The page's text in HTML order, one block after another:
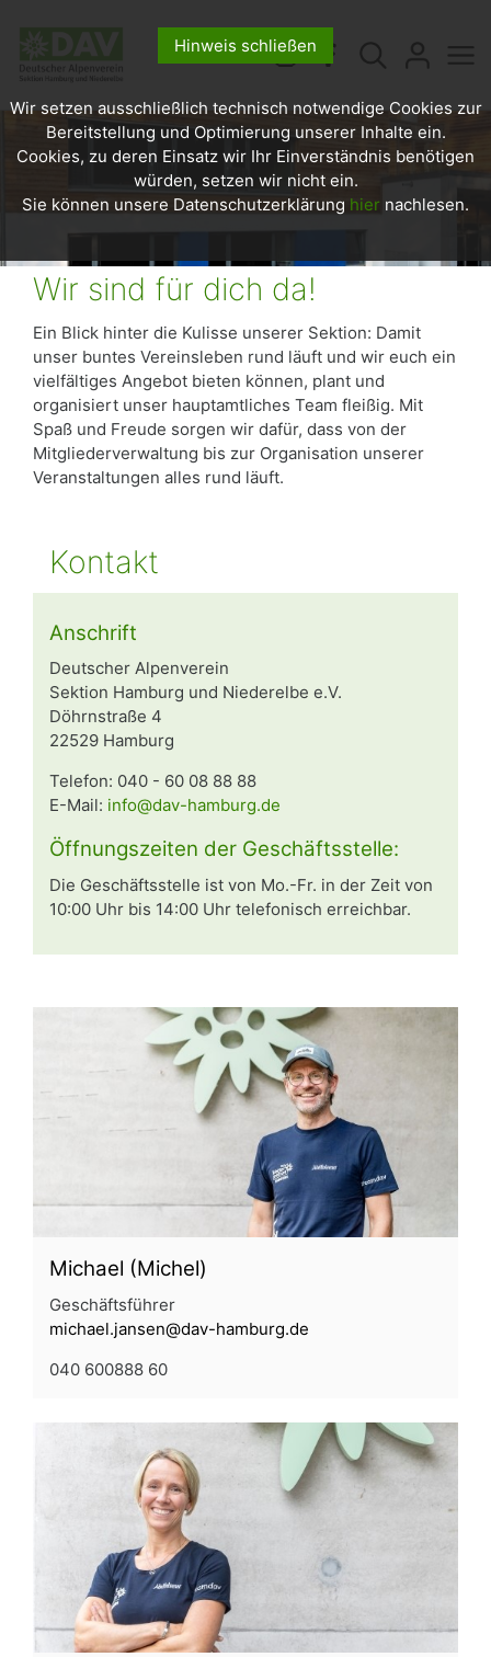
Wir sind für dich da!
Ein Blick hinter die Kulisse unserer Sektion: Damit
unser buntes Vereinsleben rund läuft und wir euch ein
vielfältiges Angebot bieten können, plant und
organisiert unser hauptamtliches Team fleißig. Mit
Spaß und Freude sorgen wir dafür, dass von der
Mitgliederverwaltung bis zur Organisation unserer
Veranstaltungen alles rund läuft.
Kontakt
Anschrift
Deutscher Alpenverein
Sektion Hamburg und Niederelbe e.V.
Döhrnstraße 4
22529 Hamburg
Telefon: 040 - 60 08 88 88
E-Mail: info@dav-hamburg.de
Öffnungszeiten der Geschäftsstelle:
Die Geschäftsstelle ist von Mo.-Fr. in der Zeit von
10:00 Uhr bis 14:00 Uhr telefonisch erreichbar.
Michael (Michel)
Geschäftsführer
michael.jansen@dav-hamburg.de
040 600888 60
Hinweis schließen
Wir setzen ausschließlich technisch notwendige Cookies zur
Bereitstellung und Optimierung unserer Inhalte ein.
Cookies, zu deren Einsatz wir Ihr Einverständnis benötigen
würden, setzen wir nicht ein.
Sie können unsere Datenschutzerklärung hier nachlesen.